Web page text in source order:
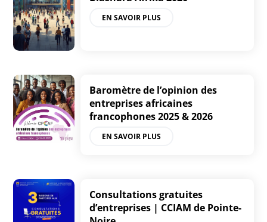
EN SAVOIR PLUS
Baromètre de l’opinion des
entreprises africaines
francophones 2025 & 2026
EN SAVOIR PLUS
Consultations gratuites
d’entreprises | CCIAM de Pointe-